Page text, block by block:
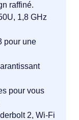
raffiné.
1,8 GHz
pour une
pour vous
2, Wi-Fi